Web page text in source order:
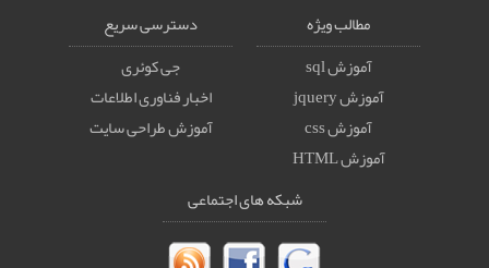
مطالب ویژه
آموزش sql
آموزش jquery
آموزش css
آموزش HTML
دسترسی سریع
جی کوئری
اخبار فناوری اطلاعات
آموزش طراحی سایت
شبکه های اجتماعی